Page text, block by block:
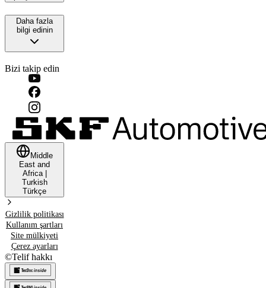
Daha fazla
bilgi edinin
Bizi takip edin
Middle
East and
Africa|
Turkish
Türkçe
Gizlilik politikası
Kullanım şartları
Site mülkiyeti
Çerez ayarları
©Telif hakkı